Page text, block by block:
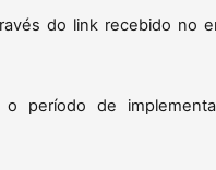
do link recebido no
período de